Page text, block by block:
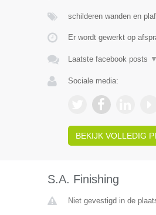
schilderen wanden en
Er wordt gewerkt op
Laatste facebook posts ▼
Sociale media:
BEKIJK VOLLEDIG
S.A. Finishing
Niet gevestigd in de